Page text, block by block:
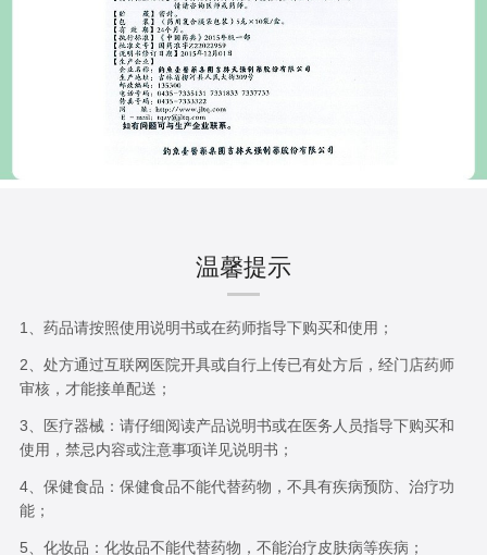
温馨提示
1、药品请按照使用说明书或在药师指导下购买和使用；
2、处方通过互联网医院开具或自行上传已有处方后，经门店药师
审核，才能接单配送；
3、医疗器械：请仔细阅读产品说明书或在医务人员指导下购买和
使用，禁忌内容或注意事项详见说明书；
4、保健食品：保健食品不能代替药物，不具有疾病预防、治疗功
能；
5、化妆品：化妆品不能代替药物，不能治疗皮肤病等疾病；